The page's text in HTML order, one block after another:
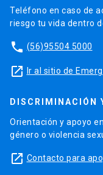
Teléfono en caso de
riesgo tu vida dentro
phone (56)95504 5000
launch Ir al sitio de
DISCRIMINACIÓN
Orientación y apoyo
género o violencia
launch Contacto para